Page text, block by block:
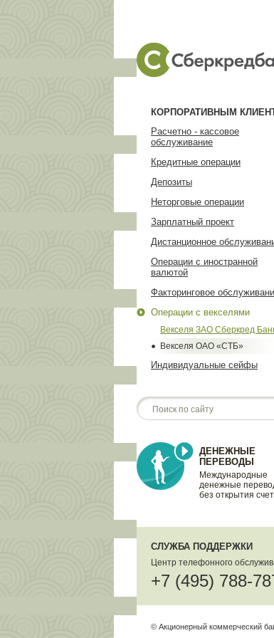
КОРПОРАТИВНЫМ
Расчетно - кассовое
обслуживание
Кредитные операции
Депозиты
Неторговые операции
Зарплатный проект
Дистанционное
Операции с иностранной
валютой
Факторинговое
Операции с векселями
Векселя ЗАО Сберкред
Векселя ОАО «СТБ»
Индивидуальные сейфы
ДЕНЕЖНЫЕ
ПЕРЕВОДЫ
Международные
денежные
без открытия
СЛУЖБА ПОДДЕРЖКИ
Центр телефонного
+7 (495) 788-
© Акционерный коммерческий